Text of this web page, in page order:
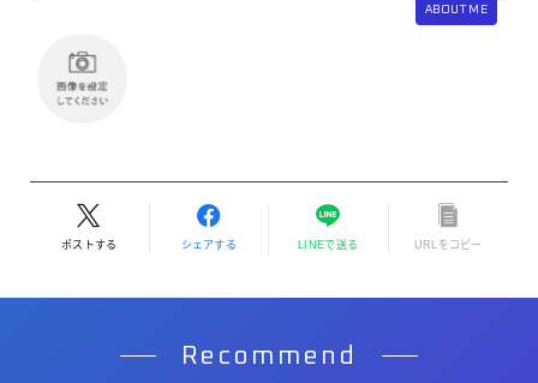
ABOUT ME
ポストする シェアする LINEで送る URLをコピー
Recommend